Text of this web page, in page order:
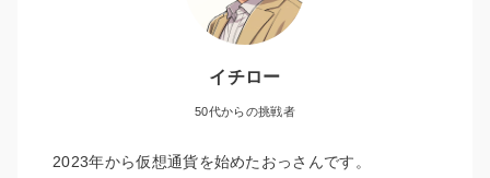
イチロー
50代からの挑戦者
2023年から仮想通貨を始めたおっさんです。